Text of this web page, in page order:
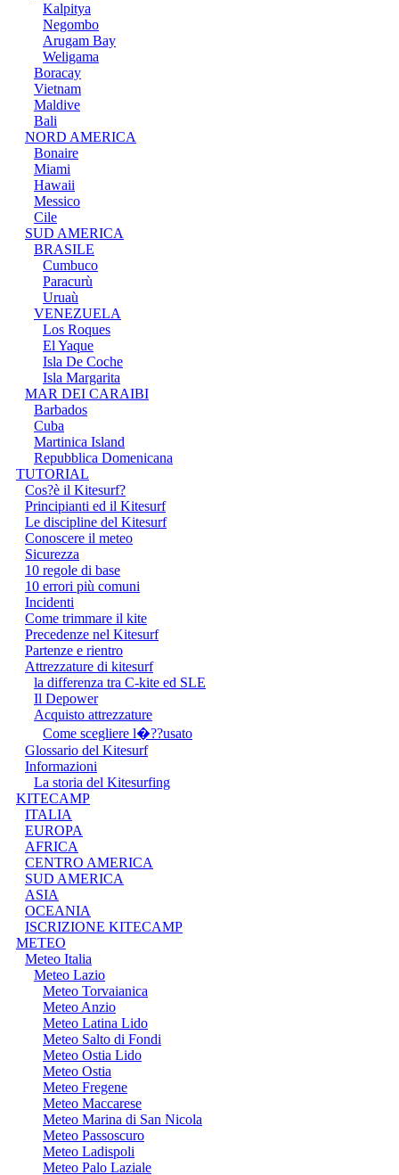
Kalpitya
Negombo
Arugam Bay
Weligama
Boracay
Vietnam
Maldive
Bali
NORD AMERICA
Bonaire
Miami
Hawaii
Messico
Cile
SUD AMERICA
BRASILE
Cumbuco
Paracurù
Uruaù
VENEZUELA
Los Roques
El Yaque
Isla De Coche
Isla Margarita
MAR DEI CARAIBI
Barbados
Cuba
Martinica Island
Repubblica Domenicana
TUTORIAL
Cos?è il Kitesurf?
Principianti ed il Kitesurf
Le discipline del Kitesurf
Conoscere il meteo
Sicurezza
10 regole di base
10 errori più comuni
Incidenti
Come trimmare il kite
Precedenze nel Kitesurf
Partenze e rientro
Attrezzature di kitesurf
la differenza tra C-kite ed SLE
Il Depower
Acquisto attrezzature
Come scegliere l�??usato
Glossario del Kitesurf
Informazioni
La storia del Kitesurfing
KITECAMP
ITALIA
EUROPA
AFRICA
CENTRO AMERICA
SUD AMERICA
ASIA
OCEANIA
ISCRIZIONE KITECAMP
METEO
Meteo Italia
Meteo Lazio
Meteo Torvaianica
Meteo Anzio
Meteo Latina Lido
Meteo Salto di Fondi
Meteo Ostia Lido
Meteo Ostia
Meteo Fregene
Meteo Maccarese
Meteo Marina di San Nicola
Meteo Passoscuro
Meteo Ladispoli
Meteo Palo Laziale